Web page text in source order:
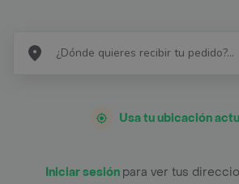
Usa tu ubicación
Iniciar sesión para ver tus